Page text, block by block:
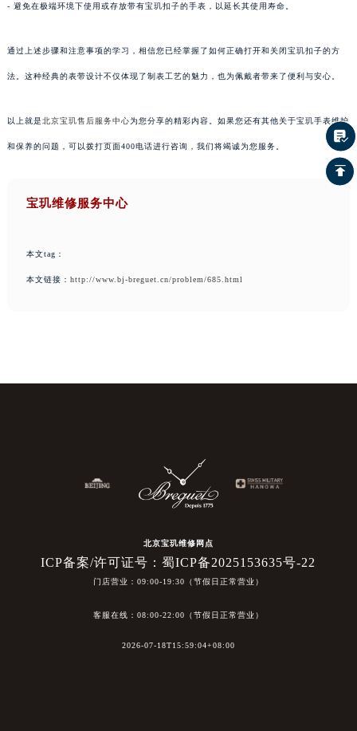
- 避免在极端环境下使用或存放带有宝玑扣子的手表，以延长其使用寿命。
通过上述步骤和注意事项的学习，相信您已经掌握了如何正确打开和关闭宝玑扣子的方
法。这种经典的表带设计不仅体现了制表工艺的魅力，也为佩戴者带来了便利与安心。
以上就是北京宝玑售后服务中心为您分享的精彩内容。如果您还有其他关于宝玑手表维护
和保养的问题，可以拨打页面400电话进行咨询，我们将竭诚为您服务。
宝玑维修服务中心
本文tag：
本文链接： http://www.bj-breguet.cn/problem/685.html
北京宝玑维修网点
ICP备案/许可证号：蜀ICP备2025153635号-22
门店营业：09:00-19:30（节假日正常营业）
客服在线：08:00-22:00（节假日正常营业）
2026-07-18T15:59:04+08:00